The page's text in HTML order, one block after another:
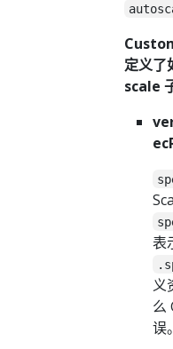
定义
scale
表
义
么
误。